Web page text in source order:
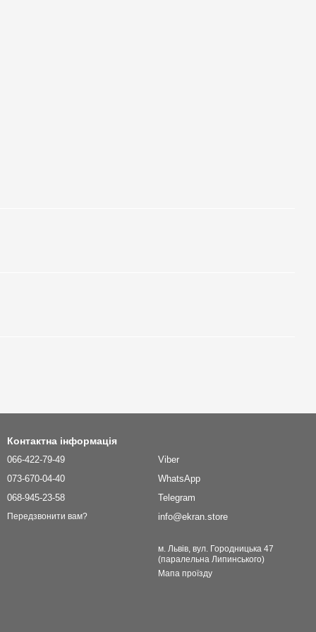
Контактна інформація
066-422-79-49
073-670-04-40
068-945-23-58
Передзвонити вам?
Viber
WhatsApp
Telegram
info@ekran.store
м. Львів, вул. Городницька 47
(паралельна Липинського)
Мапа проїзду